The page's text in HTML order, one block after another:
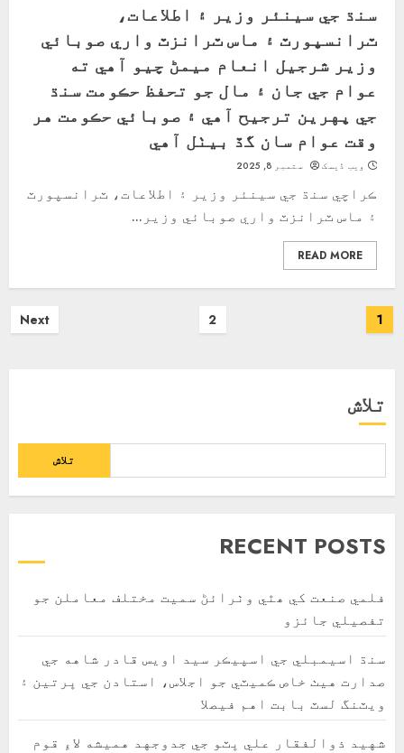
سنڌ جي سينئر وزير ۽ اطلاعات،
ٽرانسپورٽ ۽ ماس ٽرانزٽ واري صوبائي
وزير شرجيل انعام ميمڻ چيو آهي ته
عوام جي جان ۽ مال جو تحفظ حڪومت سنڌ
جي پهرين ترجيح آهي ۽ صوبائي حڪومت هر
وقت عوام سان گڏ بيٺل آهي
ویب ڈیسک ستمبر 8, 2025
ڪراچي سنڌ جي سينئر وزير ۽ اطلاعات، ٽرانسپورٽ
۽ ماس ٽرانزٽ واري صوبائي وزير...
READ MORE
Posts
1
2
Next
تلاش
تلاش
RECENT POSTS
فلمي صنعت کي ھٿي وٺرائڻ سميت مختلف معاملن جو
تفصيلي جائزو
سنڌ اسيمبلي جي اسپيڪر سيد اويس قادر شاهه جي
صدارت هيٺ خاص ڪميٽي جو اجلاس، استادن جي ڀرتين ۽
ويٽنگ لسٽ بابت اهم فيصلا
شهيد ذوالفقار علي ڀٽو جي جدوجهد هميشه لاءِ قوم